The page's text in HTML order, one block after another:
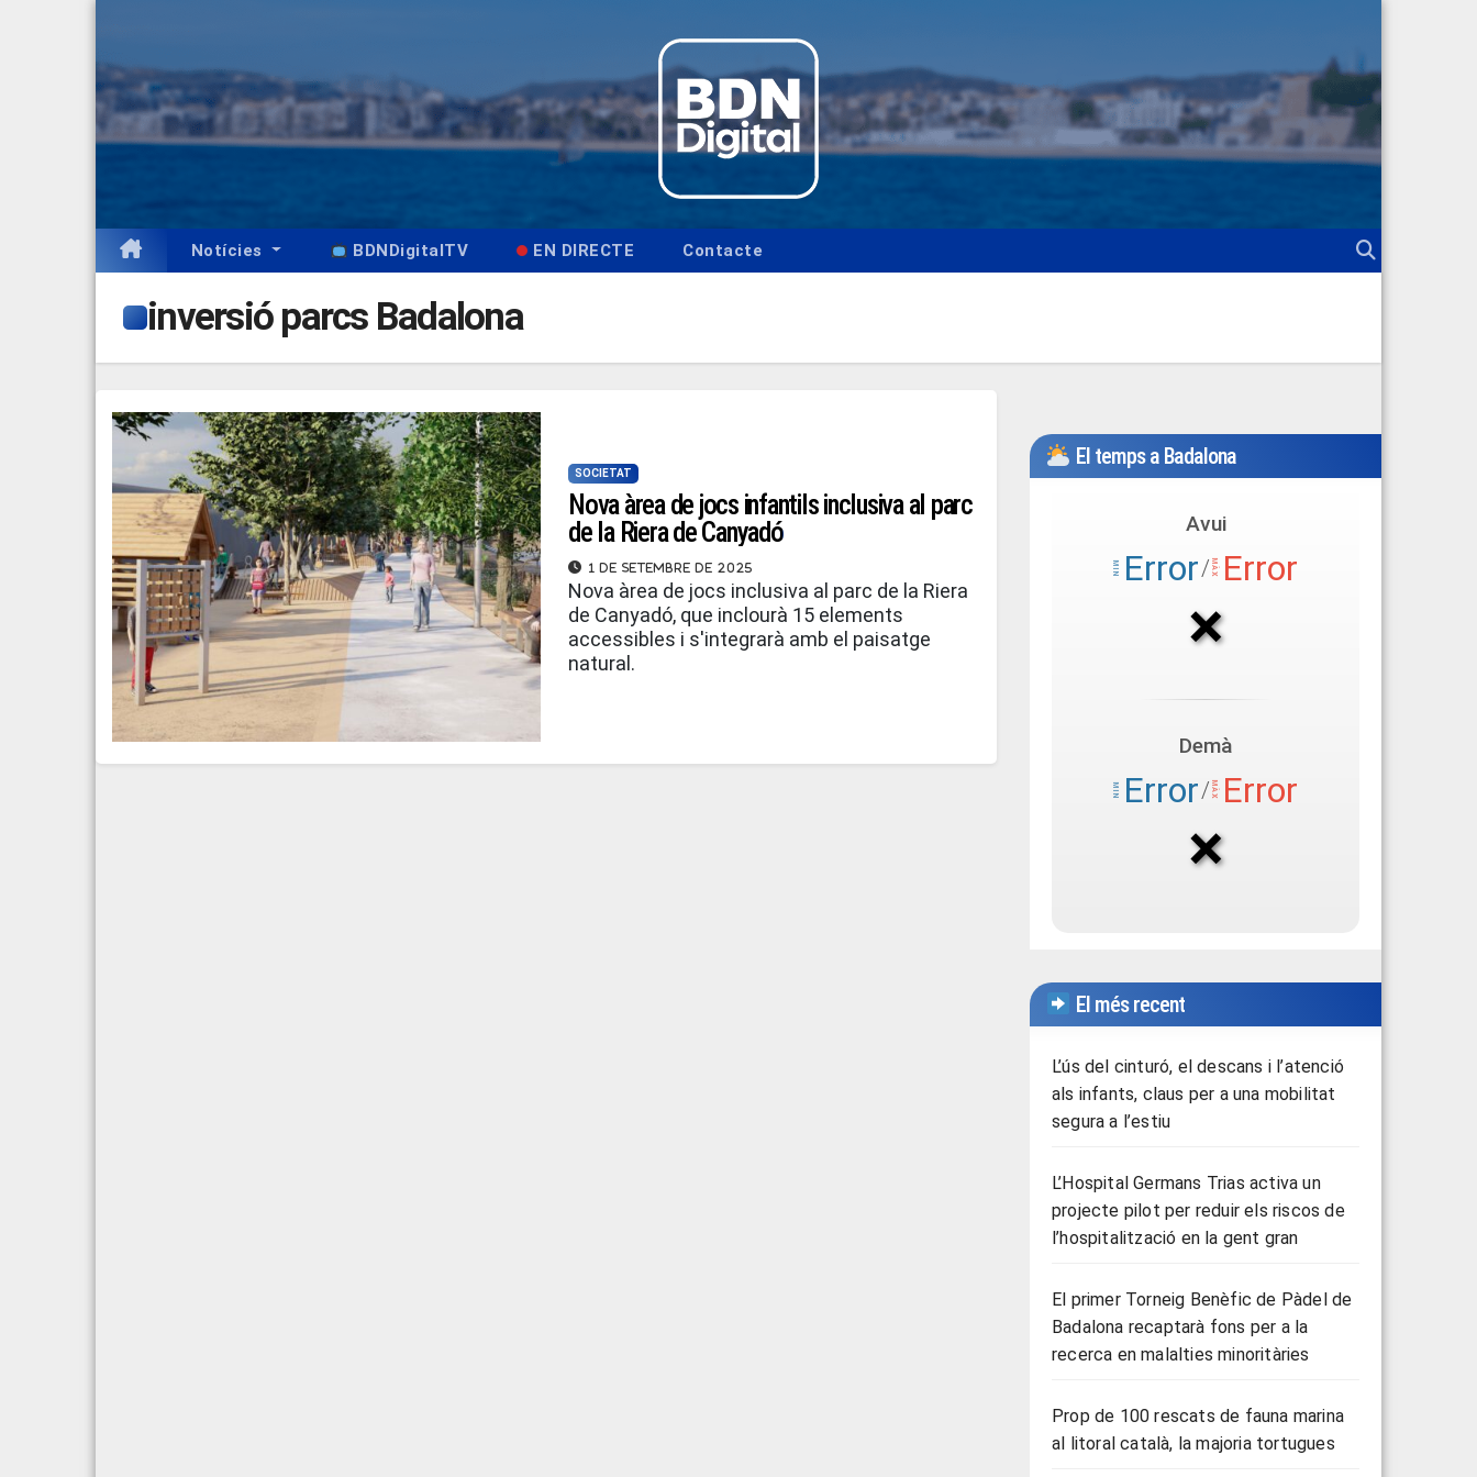
content
Notícies BDNDigitalTV EN DIRECTE Contacte
inversió parcs Badalona
SOCIETAT
Nova àrea de jocs infantils inclusiva al parc
de la Riera de Canyadó
1 de setembre de 2025
Nova àrea de jocs inclusiva al parc de la Riera
de Canyadó, que inclourà 15 elements
accessibles i s'integrarà amb el paisatge
natural.
El temps a Badalona
El més recent
L’ús del cinturó, el descans i l’atenció
als infants, claus per a una mobilitat
segura a l’estiu
L’Hospital Germans Trias activa un
projecte pilot per reduir els riscos de
l’hospitalització en la gent gran
El primer Torneig Benèfic de Pàdel de
Badalona recaptarà fons per a la
recerca en malalties minoritàries
Prop de 100 rescats de fauna marina
al litoral català, la majoria tortugues